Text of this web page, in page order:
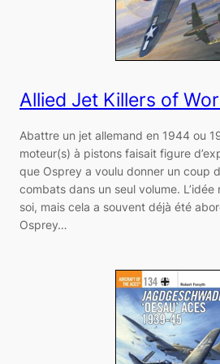
Allied Jet Killers of
Abattre un jet allemand en 1944 ou
moteur(s) à pistons faisait figure
que Osprey a voulu donner un coup
combats dans un seul volume. L’idée
soi, mais cela a souvent déjà été
Osprey…